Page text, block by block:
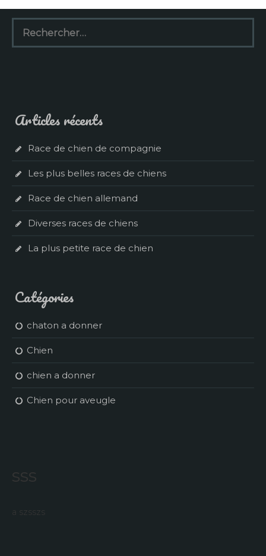
Rechercher :
Articles récents
Race de chien de compagnie
Les plus belles races de chiens
Race de chien allemand
Diverses races de chiens
La plus petite race de chien
Catégories
chaton a donner
Chien
chien a donner
Chien pour aveugle
sss
a szsszs